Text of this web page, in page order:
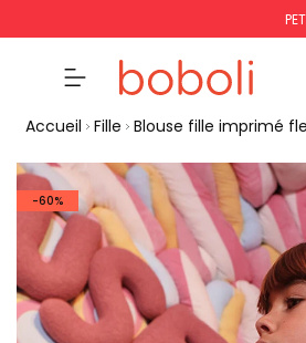
Accueil Fille Blouse fille imprimé
-60%